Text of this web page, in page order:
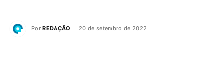
Por REDAÇÃO 20 de setembro de 2022